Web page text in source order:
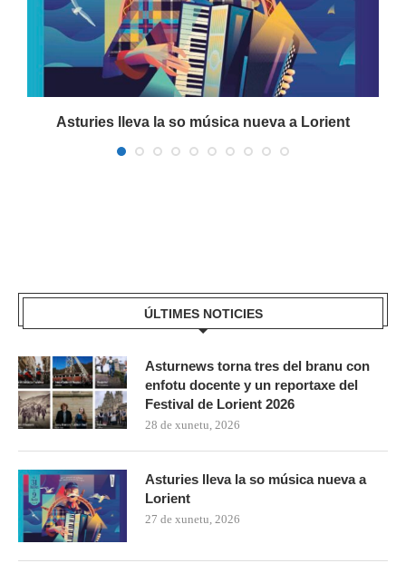
Asturies lleva la so música nueva a Lorient
ÚLTIMES NOTICIES
Asturnews torna tres del branu con
enfotu docente y un reportaxe del
Festival de Lorient 2026
28 de xunetu, 2026
Asturies lleva la so música nueva a
Lorient
27 de xunetu, 2026